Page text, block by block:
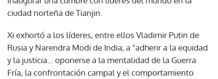
ciudad norteña de Tianjin.
Xi exhortó a los líderes, entre ellos Vladimir Putin de
Rusia y Narendra Modi de India, a "adherir a la equidad
y la justicia... oponerse a la mentalidad de la Guerra
Fría, la confrontación campal y el comportamiento